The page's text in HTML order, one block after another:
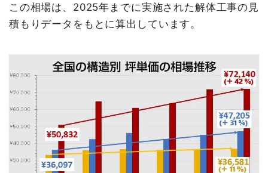
この相場は、2025年までに実施された解体工事の見
積もりデータをもとに算出しています。